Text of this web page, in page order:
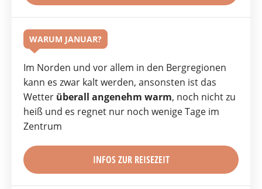
WARUM JANUAR?
Im Norden und vor allem in den Bergregionen
kann es zwar kalt werden, ansonsten ist das
Wetter überall angenehm warm, noch nicht zu
heiß und es regnet nur noch wenige Tage im
Zentrum
INFOS ZUR REISEZEIT